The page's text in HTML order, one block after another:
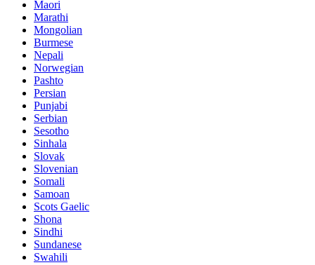
Maori
Marathi
Mongolian
Burmese
Nepali
Norwegian
Pashto
Persian
Punjabi
Serbian
Sesotho
Sinhala
Slovak
Slovenian
Somali
Samoan
Scots Gaelic
Shona
Sindhi
Sundanese
Swahili